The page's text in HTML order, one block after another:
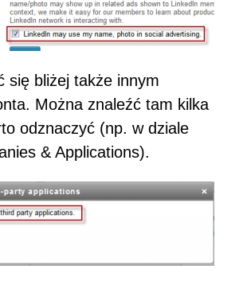
się bliżej także innym
Można znaleźć tam kilka
odznaczyć (np. w dziale
& Applications).